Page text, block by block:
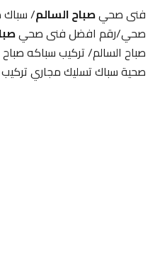
فنى صحيصباح السالم
صحي/رقم افضل فنى صحيصباح
صباح السالم/ تركيب سباكه صباح
صحية سباك تسليك مجاري تركيب